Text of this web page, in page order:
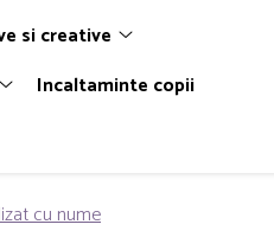
si creative
Incaltaminte copii
cu nume